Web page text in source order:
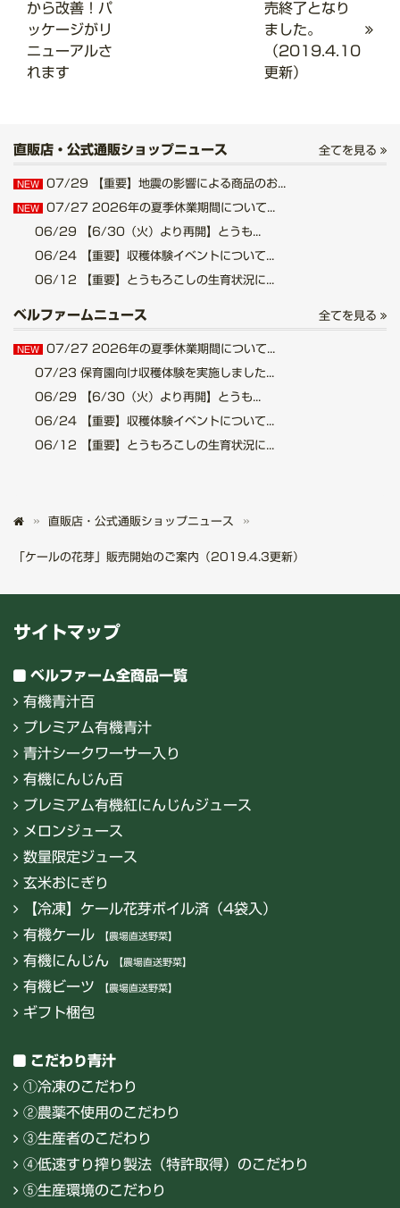
から改善！パ
ッケージがリ
ニューアルさ
れます
売終了となり
ました。
（2019.4.10
更新）
直販店・公式通販ショップニュース 全てを見る
NEW 07/29 【重要】地震の影響による商品のお...
NEW 07/27 2026年の夏季休業期間について...
06/29 【6/30（火）より再開】とうも...
06/24 【重要】収穫体験イベントについて...
06/12 【重要】とうもろこしの生育状況に...
ベルファームニュース 全てを見る
NEW 07/27 2026年の夏季休業期間について...
07/23 保育園向け収穫体験を実施しました...
06/29 【6/30（火）より再開】とうも...
06/24 【重要】収穫体験イベントについて...
06/12 【重要】とうもろこしの生育状況に...
直販店・公式通販ショップニュース
「ケールの花芽」販売開始のご案内（2019.4.3更新）
サイトマップ
ベルファーム全商品一覧
有機青汁百
プレミアム有機青汁
青汁シークワーサー入り
有機にんじん百
プレミアム有機紅にんじんジュース
メロンジュース
数量限定ジュース
玄米おにぎり
【冷凍】ケール花芽ボイル済（4袋入）
有機ケール
【農場直送野菜】
有機にんじん 【農場直送野菜】
有機ビーツ 【農場直送野菜】
ギフト梱包
こだわり青汁
①冷凍のこだわり
②農薬不使用のこだわり
③生産者のこだわり
④低速すり搾り製法（特許取得）のこだわり
⑤生産環境のこだわり